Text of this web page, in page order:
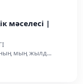
мәселесі |
мың жылд...